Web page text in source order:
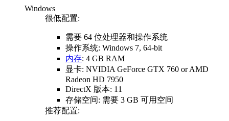
Windows
很低配置:
需要 64 位处理器和操作系统
操作系统: Windows 7, 64-bit
内存: 4 GB RAM
显卡: NVIDIA GeForce GTX 760 or AMD
Radeon HD 7950
DirectX 版本: 11
存储空间: 需要 3 GB 可用空间
推荐配置: